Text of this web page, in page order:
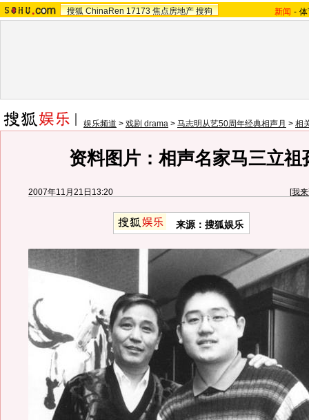
搜狐 ChinaRen 17173 焦点房地产 搜狗 新闻 -
娱乐频道 > 戏剧 drama > 马志明从艺50周年经典相声月 > 相
资料图片：相声名家马三立祖
2007年11月21日13:20 [我
来源：搜狐娱乐